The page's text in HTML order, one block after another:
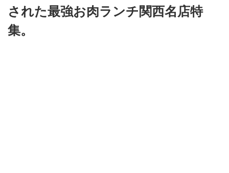
された最強お肉ランチ関西名店特
集。